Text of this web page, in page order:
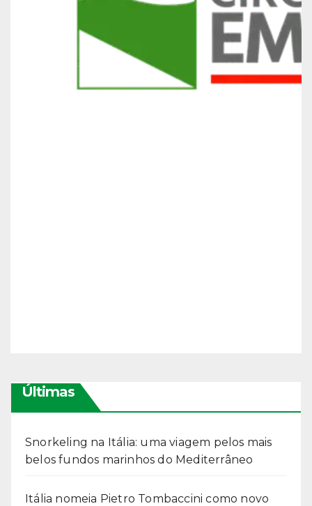
Últimas
Snorkeling na Itália: uma viagem pelos mais
belos fundos marinhos do Mediterrâneo
Itália nomeia Pietro Tombaccini como novo